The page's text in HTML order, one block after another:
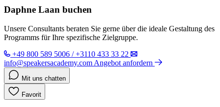
Daphne Laan buchen
Unsere Consultants beraten Sie gerne über die ideale Gestaltung des
Programms für Ihre spezifische Zielgruppe.
+49 800 589 5006 / +3110 433 33 22
info@speakersacademy.com Angebot anfordern
Mit uns chatten
Favorit